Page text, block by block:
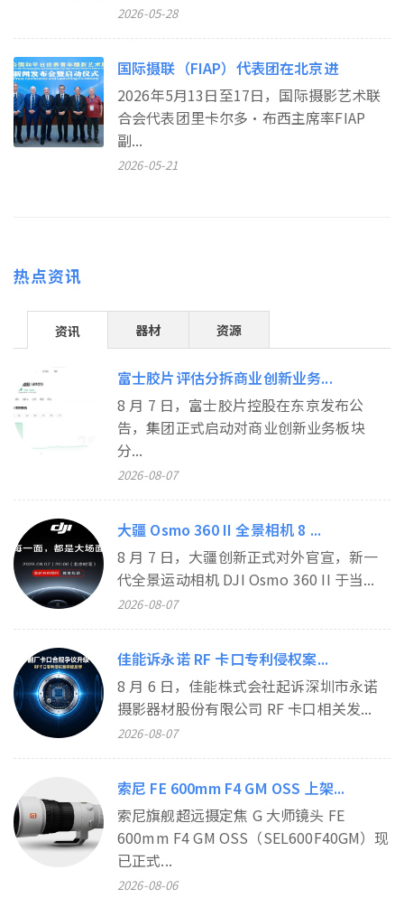
2026-05-28
国际摄联（FIAP）代表团在北京进
2026年5月13日至17日，国际摄影艺术联
合会代表团里卡尔多•布西主席率FIAP
副...
2026-05-21
热点资讯
资讯 器材 资源
富士胶片评估分拆商业创新业务...
8 月 7 日，富士胶片控股在东京发布公
告，集团正式启动对商业创新业务板块
分...
2026-08-07
大疆 Osmo 360 II 全景相机 8 ...
8 月 7 日，大疆创新正式对外官宣，新一
代全景运动相机 DJI Osmo 360 II 于当...
2026-08-07
佳能诉永诺 RF 卡口专利侵权案...
8 月 6 日，佳能株式会社起诉深圳市永诺
摄影器材股份有限公司 RF 卡口相关发...
2026-08-07
索尼 FE 600mm F4 GM OSS 上架...
索尼旗舰超远摄定焦 G 大师镜头 FE
600mm F4 GM OSS（SEL600F40GM）现
已正式...
2026-08-06